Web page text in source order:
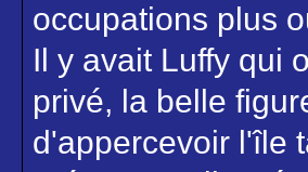
occupations plus
Il y avait Luffy qui
privé, la belle
d'appercevoir l'île